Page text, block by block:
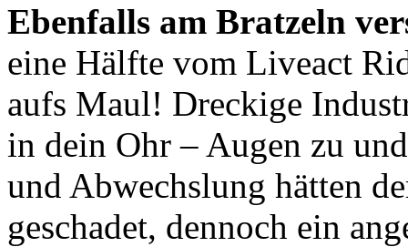
Ebenfalls am Bratzeln
eine Hälfte vom Liveact
aufs Maul! Dreckige
in dein Ohr – Augen zu
und Abwechslung hätten
geschadet, dennoch ein